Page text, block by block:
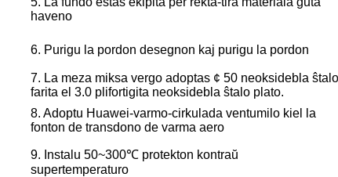
haveno
6. Purigu la pordon desegnon kaj purigu la pordon
7. La meza miksa vergo adoptas ¢ 50 neoksidebla
farita el 3.0 plifortigita neoksidebla ŝtalo plato.
8. Adoptu Huawei-varmo-cirkulada ventumilo kiel la
fonton de transdono de varma aero
9. Instalu 50~300℃ protekton kontraŭ
supertemperaturo